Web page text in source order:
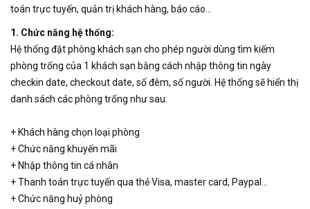
toán trực tuyến, quản trị khách hàng, báo cáo…
1. Chức năng hệ thống:
Hệ thống đặt phòng khách sạn cho phép người dùng tìm kiếm
phòng trống của 1 khách sạn bằng cách nhập thông tin ngày
checkin date, checkout date, số đêm, số người. Hệ thống sẽ hiển thị
danh sách các phòng trống như sau:
+ Khách hàng chọn loại phòng
+ Chức năng khuyến mãi
+ Nhập thông tin cá nhân
+ Thanh toán trực tuyến qua thẻ Visa, master card, Paypal…
+ Chức năng huỷ phòng